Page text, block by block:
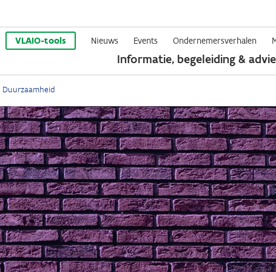
Overslaan
en
naar
de
gaan
VLAIO-tools Nieuws Events Ondernemersverhalen
Informatie, begeleiding &
Duurzaamheid